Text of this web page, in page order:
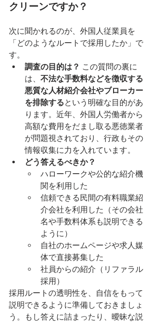
クリーンですか？
次に聞かれるのが、外国人従業員を
「どのようなルートで採用したか」で
す。
調査の目的は？ この質問の裏に
は、 不法な手数料などを徴収する
悪質な人材紹介会社やブローカー
を排除するという明確な目的があ
ります。近年、外国人労働者から
高額な費用をだまし取る悪徳業者
が問題視されており、行政もその
情報収集に力を入れています。
どう答えるべきか？
ハローワークや公的な紹介機
関を利用した
信頼できる民間の有料職業紹
介会社を利用した（その会社
名や手数料体系も説明できる
ように）
自社のホームページや求人媒
体で直接募集した
社員からの紹介（リファラル
採用）
採用ルートの透明性を、自信をもって
説明できるように準備しておきましょ
う。もし答えに詰まったり、曖昧な説